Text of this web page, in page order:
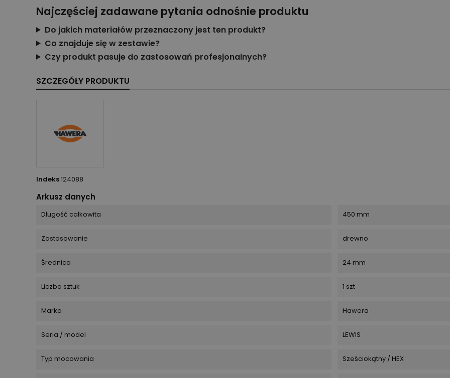
Najczęściej zadawane pytania odnośnie produktu
Do jakich materiałów przeznaczony jest ten produkt?
Co znajduje się w zestawie?
Czy produkt pasuje do zastosowań profesjonalnych?
SZCZEGÓŁY PRODUKTU
Indeks124088
Arkusz danych
Długość całkowita 450 mm
Zastosowanie drewno
Średnica 24 mm
Liczba sztuk 1 szt
Marka Hawera
Seria / model LEWIS
Typ mocowania Sześciokątny / HEX